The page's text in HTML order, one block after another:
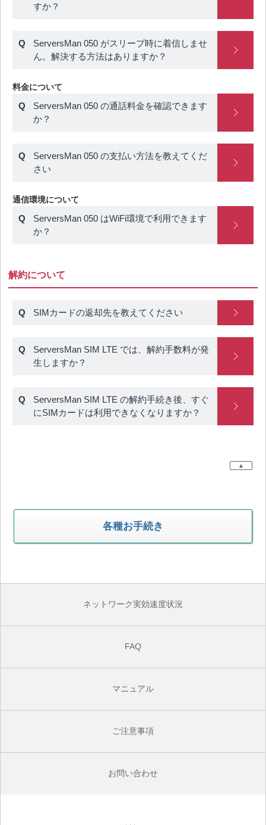
すか？
ServersMan 050 がスリープ時に着信しませ
ん。解決する方法はありますか？
料金について
ServersMan 050 の通話料金を確認できます
か？
ServersMan 050 の支払い方法を教えてくだ
さい
通信環境について
ServersMan 050 はWiFi環境で利用できます
か？
解約について
SIMカードの返却先を教えてください
ServersMan SIM LTE では、解約手数料が発
生しますか？
ServersMan SIM LTE の解約手続き後、すぐ
にSIMカードは利用できなくなりますか？
▲
各種お手続き
ネットワーク実効速度状況
FAQ
マニュアル
ご注意事項
お問い合わせ